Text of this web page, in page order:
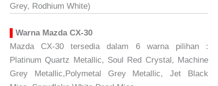
Grey, Rodhium White)
Warna Mazda CX-30
Mazda CX-30 tersedia dalam 6 warna pilihan :
Platinum Quartz Metallic, Soul Red Crystal, Machine
Grey Metallic,Polymetal Grey Metallic, Jet Black